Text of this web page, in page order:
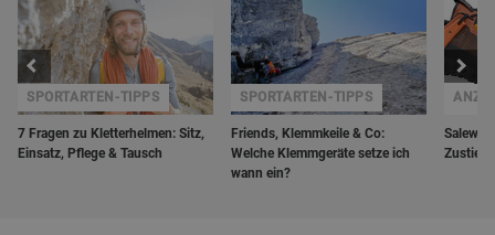
7 Fragen zu Kletterhelmen: Sitz,
Einsatz, Pflege & Tausch
SPORTARTEN-TIPPS
Friends, Klemmkeile & Co:
Welche Klemmgeräte setze ich
wann ein?
SPORTARTEN-TIPPS
Salewa